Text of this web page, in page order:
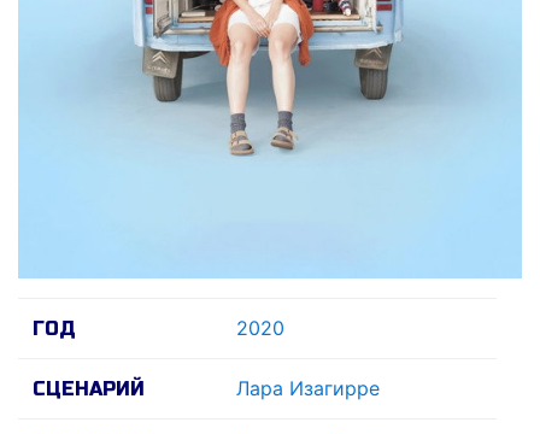
ГОД 2020
СЦЕНАРИЙ Лара Изагирре